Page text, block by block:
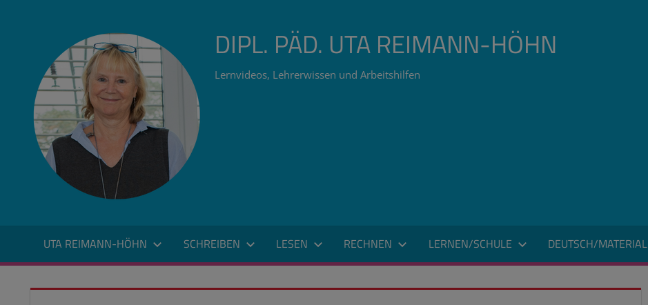
DIPL. PÄD. UTA REIMANN-HÖHN
Lernvideos, Lehrerwissen und Arbeitshilfen
UTA REIMANN-HÖHN SCHREIBEN LESEN RECHNEN LERNEN/SCHULE DEUTSCH/MATERIAL